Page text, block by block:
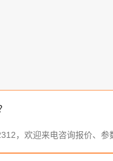
，欢迎来电咨询报价、参